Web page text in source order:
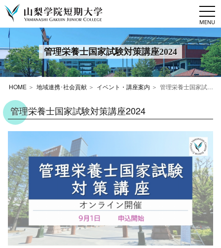
管理栄養士国家試験対策講座2024
HOME 地域連携･社会貢献 イベント・講座案内 管理栄養士国家試験対策講座2024
管理栄養士国家試験対策講座2024